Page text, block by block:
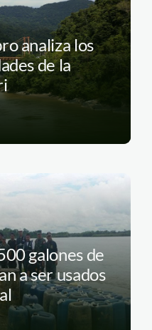
analiza los
de la
galones de
a ser usados